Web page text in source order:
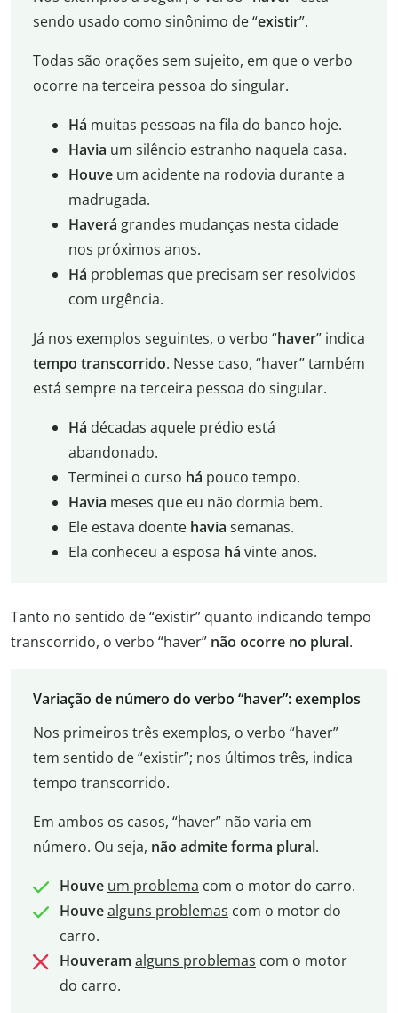
sendo usado como sinônimo de “existir”.
Todas são orações sem sujeito, em que o verbo
ocorre na terceira pessoa do singular.
Há muitas pessoas na fila do banco hoje.
Havia um silêncio estranho naquela casa.
Houveum acidente na rodovia durante a
madrugada.
Haverá grandes mudanças nesta cidade
nos próximos anos.
Há problemas que precisam ser resolvidos
com urgência.
Já nos exemplos seguintes, o verbo “haver” indica
tempo transcorrido. Nesse caso, “haver” também
está sempre na terceira pessoa do singular.
Há décadas aquele prédio está
abandonado.
Terminei o curso há pouco tempo.
Havia meses que eu não dormia bem.
Ele estava doente havia semanas.
Ela conheceu a esposa há vinte anos.
Tanto no sentido de “existir” quanto indicando tempo
transcorrido, o verbo “haver” não ocorre no plural.
Variação de número do verbo “haver”: exemplos
Nos primeiros três exemplos, o verbo “haver”
tem sentido de “existir”; nos últimos três, indica
tempo transcorrido.
Em ambos os casos, “haver” não varia em
número. Ou seja, não admite forma plural.
Houve um problema com o motor do carro.
Houvealguns problemas com o motor do
carro.
Houveram alguns problemas com o motor
do carro.